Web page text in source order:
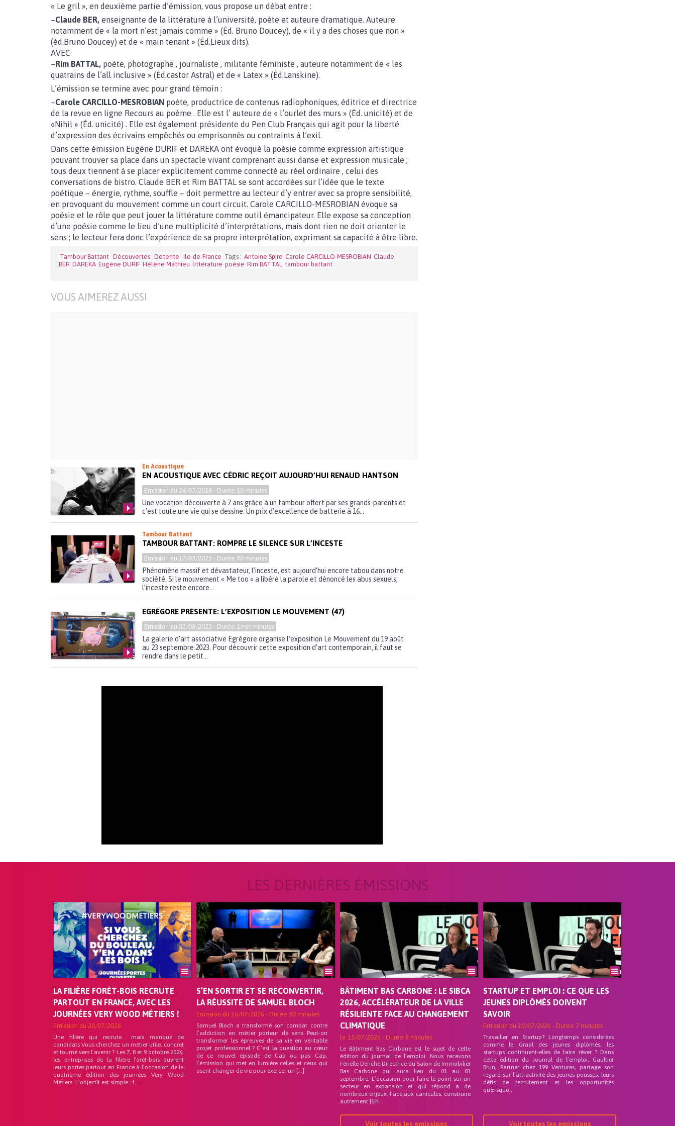
« Le gril », en deuxième partie d’émission, vous propose un débat entre :
–Claude BER, enseignante de la littérature à l’université, poète et auteure dramatique. Auteure
notamment de « la mort n’est jamais comme » (Éd. Bruno Doucey), de « il y a des choses que non »
(éd.Bruno Doucey) et de « main tenant » (Éd.Lieux dits).
AVEC
–Rim BATTAL, poète, photographe , journaliste , militante féministe , auteure notamment de « les
quatrains de l’all inclusive » (Éd.castor Astral) et de « Latex » (Éd.Lanskine).
L’émission se termine avec pour grand témoin :
–Carole CARCILLO-MESROBIAN poète, productrice de contenus radiophoniques, éditrice et directrice
de la revue en ligne Recours au poème . Elle est l’ auteure de « l’ourlet des murs » (Éd. unicité) et de
«Nihil » (Éd. unicité) . Elle est également présidente du Pen Club Français qui agit pour la liberté
d’expression des écrivains empêchés ou emprisonnés ou contraints à l’exil.
Dans cette émission Eugène DURIF et DAREKA ont évoqué la poésie comme expression artistique
pouvant trouver sa place dans un spectacle vivant comprenant aussi danse et expression musicale ;
tous deux tiennent à se placer explicitement comme connecté au réel ordinaire , celui des
conversations de bistro. Claude BER et Rim BATTAL se sont accordées sur l’idée que le texte
poétique – énergie, rythme, souffle – doit permettre au lecteur d’y entrer avec sa propre sensibilité,
en provoquant du mouvement comme un court circuit. Carole CARCILLO-MESROBIAN évoque sa
poésie et le rôle que peut jouer la littérature comme outil émancipateur. Elle expose sa conception
d’une poésie comme le lieu d’une multiplicité d’interprétations, mais dont rien ne doit orienter le
sens ; le lecteur fera donc l’expérience de sa propre interprétation, exprimant sa capacité à être libre.
Tambour Battant Découvertes Détente Ile-de-France Tags : Antoine Spire Carole CARCILLO-MESROBIAN Claude
BER DAREKA Eugène DURIF Hélène Mathieu littérature poésie Rim BATTAL tambour battant
VOUS AIMEREZ AUSSI
En Acoustique
EN ACOUSTIQUE AVEC CÉDRIC REÇOIT AUJOURD’HUI RENAUD HANTSON
Emission du24/03/2018 - Durée10 minutes
Une vocation découverte à 7 ans grâce à un tambour offert par ses grands-parents et
c’est toute une vie qui se dessine. Un prix d’excellence de batterie à 16...
Tambour Battant
TAMBOUR BATTANT: ROMPRE LE SILENCE SUR L’INCESTE
Emission du17/03/2023 - Durée 90 minutes
Phénomène massif et dévastateur, l’inceste, est aujourd’hui encore tabou dans notre
société. Si le mouvement « Me too « a libéré la parole et dénoncé les abus sexuels,
l’inceste reste encore...
EGRÉGORE PRÉSENTE: L’EXPOSITION LE MOUVEMENT (47)
Emission du 01/08/2023 - Durée1min minutes
La galerie d’art associative Egrégore organise l‘exposition Le Mouvement du 19 août
au 23 septembre 2023. Pour découvrir cette exposition d’art contemporain, il faut se
rendre dans le petit...
LES DERNIÈRES ÉMISSIONS
LA FILIÈRE FORÊT-BOIS RECRUTE
PARTOUT EN FRANCE, AVEC LES
JOURNÉES VERY WOOD MÉTIERS !
Emission du 20/07/2026
Une filière qui recrute… mais manque de
candidats Vous cherchez un métier utile, concret
et tourné vers l’avenir ? Les 7, 8 et 9 octobre 2026,
les entreprises de la filière forêt-bois ouvrent
leurs portes partout en France à l’occasion de la
quatrième édition des journées Very Wood
Métiers. L’objectif est simple : f...
S’EN SORTIR ET SE RECONVERTIR,
LA RÉUSSITE DE SAMUEL BLOCH
Emission du16/07/2026 - Durée30 minutes
Samuel Bloch a transformé son combat contre
l’addiction en métier porteur de sens Peut-on
transformer les épreuves de sa vie en véritable
projet professionnel ? C’est la question au cœur
de ce nouvel épisode de Cap ou pas Cap,
l’émission qui met en lumière celles et ceux qui
osent changer de vie pour exercer un […]
BÂTIMENT BAS CARBONE : LE SIBCA
2026, ACCÉLÉRATEUR DE LA VILLE
RÉSILIENTE FACE AU CHANGEMENT
CLIMATIQUE
le 15/07/2026 - Durée 8 minutes
Le Bâtiment Bas Carbone est le sujet de cette
édition du journal de l’emploi. Nous recevons
Férielle Deriche Directrice du Salon de Immobilier
Bas Carbone qui aura lieu du 01 au 03
septembre. L’occasion pour faire le point sur un
secteur en expansion et qui répond a de
nombreux enjeux. Face aux canicules, construire
autrement [&h...
Voir toutes les emissions
STARTUP ET EMPLOI : CE QUE LES
JEUNES DIPLÔMÉS DOIVENT
SAVOIR
Emission du 10/07/2026 - Durée 7 minutes
Travailler en Startup? Longtemps considérées
comme le Graal des jeunes diplômés, les
startups continuent-elles de faire rêver ? Dans
cette édition du Journal de l’emploi, Gaultier
Brun, Partner chez 199 Ventures, partage son
regard sur l’attractivité des jeunes pousses, leurs
défis de recrutement et les opportunités
qu&rsquo...
Voir toutes les emissions